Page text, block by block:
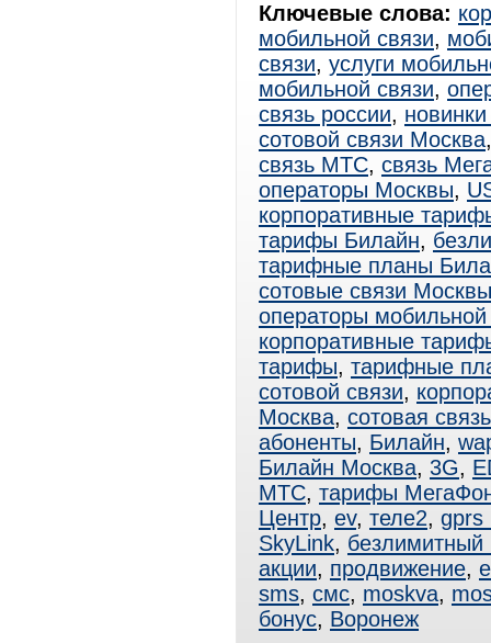
Ключевые слова:
мобильной связи,
связи, услуги
мобильной связи,
связь россии,
сотовой связи Москва
связь МТС, связь
операторы Москвы,
корпоративные
тарифы Билайн,
тарифные планы
сотовые связи Москвы
операторы мобильной
корпоративные
тарифы, тарифные
сотовой связи,
Москва, сотовая
абоненты, Билайн,
Билайн Москва, 3G,
МТС, тарифы
Центр, ev, теле2, gprs
SkyLink, безлимитный
акции, продвижение,
sms, смс, moskva,
бонус, Воронеж